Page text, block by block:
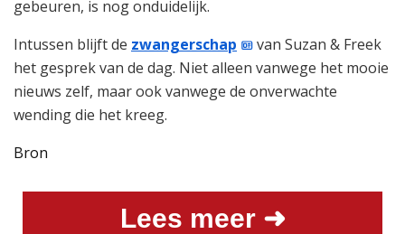
gebeuren, is nog onduidelijk.
Intussen blijft de zwangerschap
van Suzan & Freek
het gesprek van de dag. Niet alleen vanwege het mooie
nieuws zelf, maar ook vanwege de onverwachte
wending die het kreeg.
Bron
Lees meer ➜